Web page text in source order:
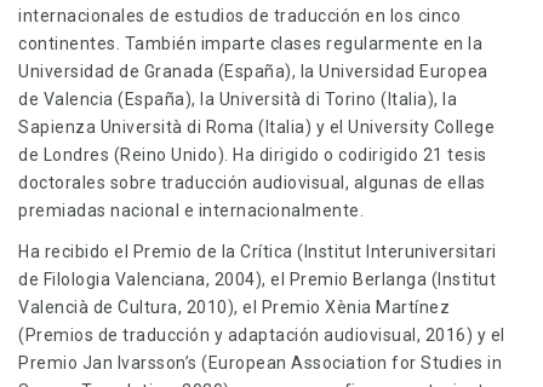
internacionales de estudios de traducción en los cinco
continentes. También imparte clases regularmente en la
Universidad de Granada (España), la Universidad Europea
de Valencia (España), la Università di Torino (Italia), la
Sapienza Università di Roma (Italia) y el University College
de Londres (Reino Unido). Ha dirigido o codirigido 21 tesis
doctorales sobre traducción audiovisual, algunas de ellas
premiadas nacional e internacionalmente.
Ha recibido el Premio de la Crítica (Institut Interuniversitari
de Filologia Valenciana, 2004), el Premio Berlanga (Institut
Valencià de Cultura, 2010), el Premio Xènia Martínez
(Premios de traducción y adaptación audiovisual, 2016) y el
Premio Jan Ivarsson’s (European Association for Studies in